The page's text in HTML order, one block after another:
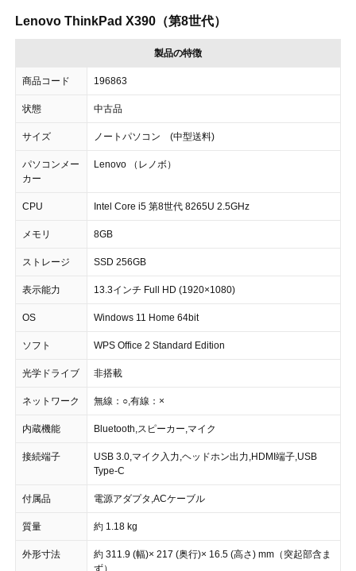
Lenovo ThinkPad X390（第8世代）
製品の特徴
商品コード 196863
状態 中古品
サイズ ノートパソコン (中型送料)
パソコンメー
カー
Lenovo （レノボ）
CPU Intel Core i5 第8世代 8265U 2.5GHz
メモリ 8GB
ストレージ SSD 256GB
表示能力 13.3インチ Full HD (1920×1080)
OS Windows 11 Home 64bit
ソフト WPS Office 2 Standard Edition
光学ドライブ 非搭載
ネットワーク 無線：○,有線：×
内蔵機能 Bluetooth,スピーカー,マイク
接続端子
USB 3.0,マイク入力,ヘッドホン出力,HDMI端子,USB
Type-C
付属品 電源アダプタ,ACケーブル
質量 約 1.18 kg
外形寸法
約 311.9 (幅)× 217 (奥行)× 16.5 (高さ) mm（突起部含ま